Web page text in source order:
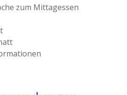
zum Mittagessen